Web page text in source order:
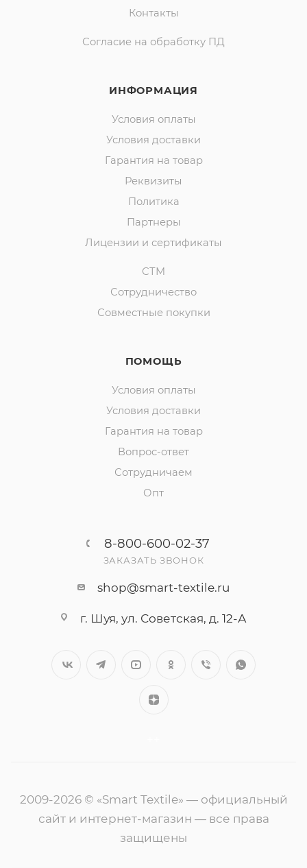
Контакты
Согласие на обработку ПД
ИНФОРМАЦИЯ
Условия оплаты
Условия доставки
Гарантия на товар
Реквизиты
Политика
Партнеры
Лицензии и сертификаты
СТМ
Сотрудничество
Совместные покупки
ПОМОЩЬ
Условия оплаты
Условия доставки
Гарантия на товар
Вопрос-ответ
Сотрудничаем
Опт
8-800-600-02-37
ЗАКАЗАТЬ ЗВОНОК
shop@smart-textile.ru
г. Шуя, ул. Советская, д. 12-А
2009-2026 © «Smart Textile» — официальный
сайт и интернет-магазин — все права
защищены